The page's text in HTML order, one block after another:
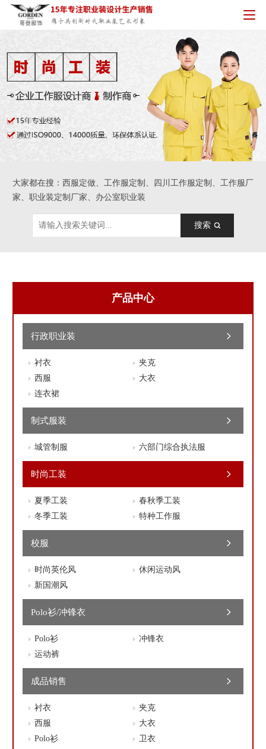
大家都在搜：西服定做、工作服定制、四川工作服定制、工作服厂
家、职业装定制厂家、办公室职业装
搜索
产品中心
行政职业装
衬衣
夹克
西服
大衣
连衣裙
制式服装
城管制服 六部门综合执法服
时尚工装
夏季工装
春秋季工装
冬季工装
特种工作服
校服
时尚英伦风
休闲运动风
新国潮风
Polo衫/冲锋衣
Polo衫
冲锋衣
运动裤
成品销售
衬衣
夹克
西服
大衣
Polo衫
卫衣